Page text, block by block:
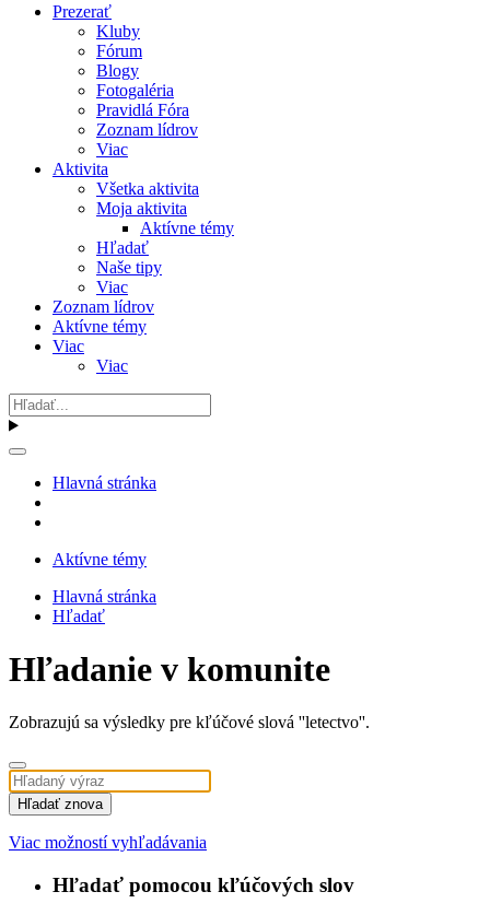
Prezerať
Kluby
Fórum
Blogy
Fotogaléria
Pravidlá Fóra
Zoznam lídrov
Viac
Aktivita
Všetka aktivita
Moja aktivita
Aktívne témy
Hľadať
Naše tipy
Viac
Zoznam lídrov
Aktívne témy
Viac
Viac
Hlavná stránka
Aktívne témy
Hlavná stránka
Hľadať
Hľadanie v komunite
Zobrazujú sa výsledky pre kľúčové slová ''letectvo''.
Hľadať znova
Viac možností vyhľadávania
Hľadať pomocou kľúčových slov